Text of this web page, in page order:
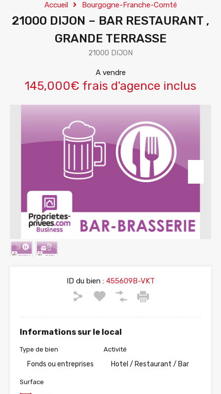
Accueil Bourgogne-Franche-Comté
21000 DIJON – BAR RESTAURANT ,
GRANDE TERRASSE
21000 DIJON
A vendre
145,000€ frais d'agence inclus
ID du bien :455609B-VKT
Informations sur le local
Type de bien
Fonds ou entreprises
Activité
Hotel / Restaurant / Bar
Surface